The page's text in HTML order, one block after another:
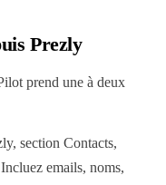
Prezly
prend une à deux
section Contacts,
emails, noms,